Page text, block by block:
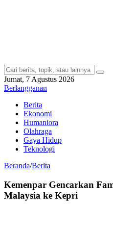
Jumat, 7 Agustus 2026
Berlangganan
Berita
Ekonomi
Humaniora
Olahraga
Gaya Hidup
Teknologi
Beranda/Berita
Kemenpar Gencarkan
Malaysia ke Kepri